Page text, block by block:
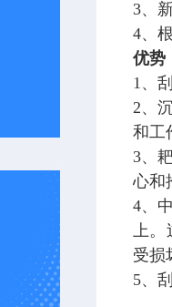
3、
4、
优势
1、
2、
和工
3、
心和
4、
上。
受损
5、